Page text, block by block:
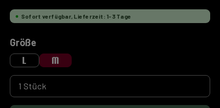
Sofort verfügbar, Lieferzeit: 1-3 Tage
Größe
L M
Produkt Anzahl: Gib den gewünschten Wert